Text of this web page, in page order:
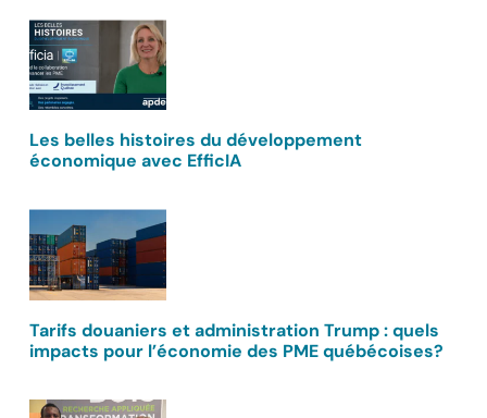
Les belles histoires du développement
économique avec EfficIA
Tarifs douaniers et administration Trump : quels
impacts pour l’économie des PME québécoises?